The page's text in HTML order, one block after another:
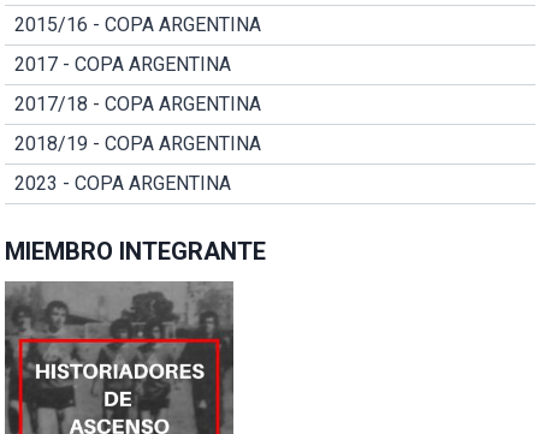
2015/16 - COPA ARGENTINA
2017 - COPA ARGENTINA
2017/18 - COPA ARGENTINA
2018/19 - COPA ARGENTINA
2023 - COPA ARGENTINA
MIEMBRO INTEGRANTE